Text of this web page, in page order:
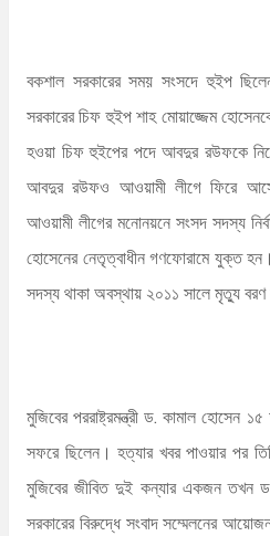
বকশাল সরকারের সময় সংসদে হুইপ
সরকারের চিফ হুইপ শাহ মোয়াজ্জেম
হওয়া চিফ হুইপের পদে আবদুর রউফকে
আবদুর রউফও আওয়ামী লীগে ফিরে
আওয়ামী লীগের মনোনয়নে সংসদ সদস্য
হোসেনের নেতৃত্বাধীন গণফোরামে যুক্ত
সদস্য থাকা অবস্থায় ২০১১ সালে মৃত্যু
মুজিবের পররাষ্ট্রমন্ত্রী ড. কামাল হোসেন
সফরে ছিলেন। হত্যার খবর পাওয়ার পর
মুজিবের জীবিত দুই কন্যার একজন তখন
সরকারের বিরুদ্ধে সংবাদ সম্মেলনের